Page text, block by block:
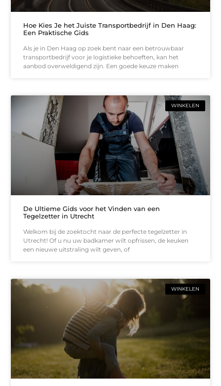
Hoe Kies Je het Juiste Transportbedrijf in Den Haag:
Een Praktische Gids
Als je in Den Haag op zoek bent naar een betrouwbaar
transportbedrijf voor je logistieke behoeften, kan het
aanbod overweldigend zijn. Een goede keuze maken
WINKELEN
De Ultieme Gids voor het Vinden van een
Tegelzetter in Utrecht
Welkom bij de zoektocht naar de perfecte tegelzetter in
Utrecht! Of u nu uw badkamer wilt opfrissen, de keuken
een nieuwe uitstraling wilt geven, of
WINKELEN